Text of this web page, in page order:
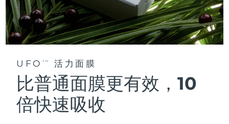
UFO TM 活力面膜
比普通面膜更有效，10
倍快速吸收